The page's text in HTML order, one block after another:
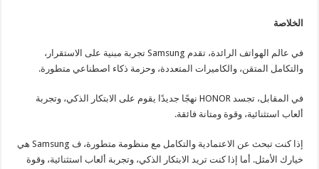
الخلاصة
في عالم الهواتف الرائدة، تقدم Samsung تجربة مبنية على الاستقرار،
والتكامل المتقن، والكاميرات المتعددة، وحزمة ذكاء اصطناعي متطورة.
في المقابل، تجسد HONOR نهجًا جديدًا يقوم على الابتكار الذكي، وتجربة
ألعاب استثنائية، وقوة ومتانة فائقة.
إذا كنت تبحث عن الاعتمادية والتكامل مع منظومة متطورة، ف Samsung هي
خيارك الأمثل. أما إذا كنت تريد الابتكار الذكي، وتجربة ألعاب استثنائية، وقوة